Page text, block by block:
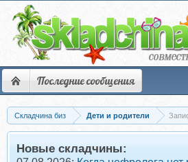
Последние сообщения
Складчина биз Дети и родители
Новые складчины: